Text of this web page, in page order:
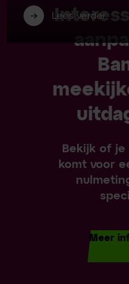
Lees verder
Bekijk of je
komt voor
Meer